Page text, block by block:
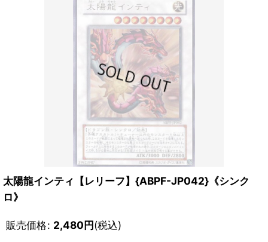
太陽龍インティ【レリーフ】{ABPF-JP042}《シンク
ロ》
販売価格: 2,480円(税込)